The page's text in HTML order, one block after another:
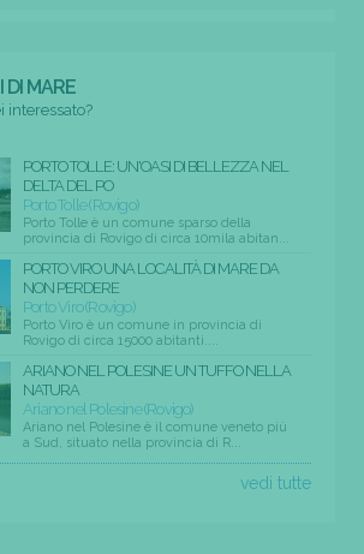
DI MARE
interessato?
PORTO TOLLE: UN'OASI DI BELLEZZA NEL
DELTA DEL PO
Porto Tolle (Rovigo)
Porto Tolle è un comune sparso della
provincia di Rovigo di circa 10mila abitan...
PORTO VIRO UNA LOCALITÀ DI MARE DA
NON PERDERE
Porto Viro (Rovigo)
Porto Viro è un comune in provincia di
Rovigo di circa 15000 abitanti....
ARIANO NEL POLESINE UN TUFFO NELLA
NATURA
Ariano nel Polesine (Rovigo)
Ariano nel Polesine è il comune veneto più
a Sud, situato nella provincia di R...
vedi tutte